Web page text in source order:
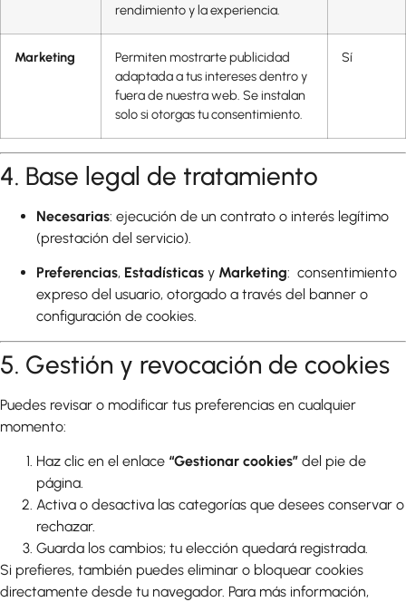
rendimiento y la experiencia.
Marketing
Permiten mostrarte publicidad
adaptada a tus intereses dentro y
fuera de nuestra web. Se instalan
solo si otorgas tu consentimiento.
Sí
4. Base legal de tratamiento
Necesarias: ejecución de un contrato o interés legítimo
(prestación del servicio).
Preferencias, Estadísticas y Marketing: consentimiento
expreso del usuario, otorgado a través del banner o
configuración de cookies.
5. Gestión y revocación de cookies
Puedes revisar o modificar tus preferencias en cualquier
momento:
Haz clic en el enlace “Gestionar cookies” del pie de
página.
Activa o desactiva las categorías que desees conservar o
rechazar.
Guarda los cambios; tu elección quedará registrada.
Si prefieres, también puedes eliminar o bloquear cookies
directamente desde tu navegador. Para más información,